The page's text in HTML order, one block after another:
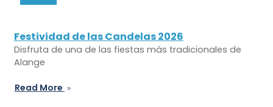
Festividad de las Candelas 2026
Disfruta de una de las fiestas más tradicionales de
Alange
Read More